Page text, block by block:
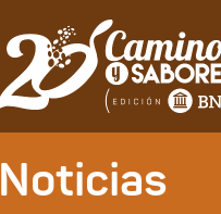
Noticias